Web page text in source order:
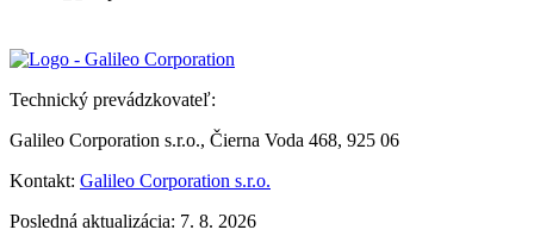
Technický prevádzkovateľ:
Galileo Corporation s.r.o., Čierna Voda 468, 925 06
Kontakt: Galileo Corporation s.r.o.
Posledná aktualizácia: 7. 8. 2026